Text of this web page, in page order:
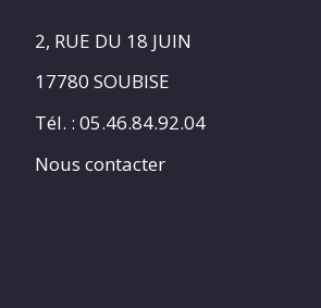
2, RUE DU 18 JUIN
17780 SOUBISE
Tél. : 05.46.84.92.04
Nous contacter